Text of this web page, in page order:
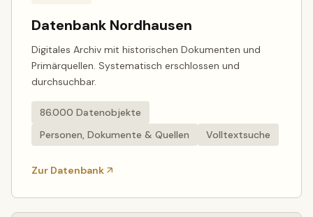
Datenbank Nordhausen
Digitales Archiv mit historischen Dokumenten und
Primärquellen. Systematisch erschlossen und
durchsuchbar.
86.000 Datenobjekte
Personen, Dokumente & Quellen
Volltextsuche
Zur Datenbank